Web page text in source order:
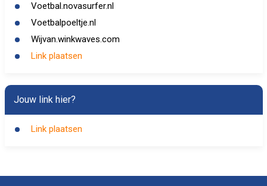
Voetbal.novasurfer.nl
Voetbalpoeltje.nl
Wijvan.winkwaves.com
Link plaatsen
Jouw link hier?
Link plaatsen